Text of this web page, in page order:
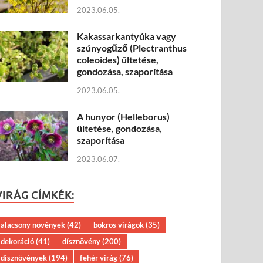
2023.06.05.
Kakassarkantyúka vagy
szúnyogűző (Plectranthus
coleoides) ültetése,
gondozása, szaporítása
2023.06.05.
A hunyor (Helleborus)
ültetése, gondozása,
szaporítása
2023.06.07.
CÍMKÉK:
alacsony növények(42) bokros virágok(35)
dekoráció(41) dísznövény(200)
dísznövények(194) fehér virág(76)